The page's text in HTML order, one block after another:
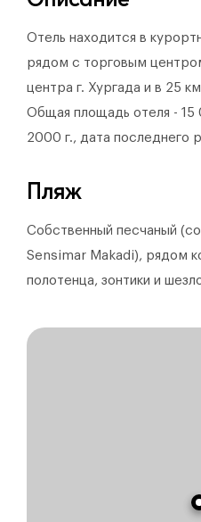
Отель находится в
рядом с торговым
центра г. Хургада и в 25
Общая площадь отеля - 15
2000 г., дата последнего
Пляж
Собственный песчаный
Sensimar Makadi), рядом
полотенца, зонтики и